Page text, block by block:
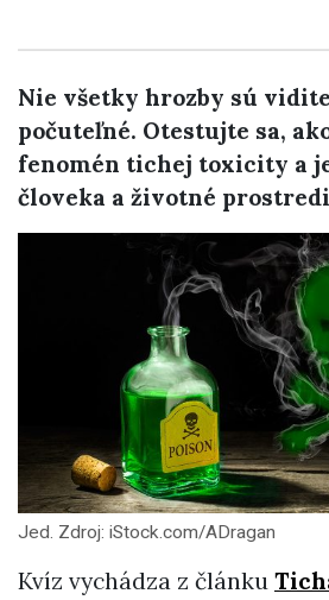
Nie všetky hrozby sú
počuteľné. Otestujte sa,
fenomén tichej toxicity a
človeka a životné
Jed. Zdroj: iStock.com/ADragan
Kvíz vychádza z článku